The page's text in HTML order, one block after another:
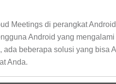
Meetings di perangkat
Android yang
beberapa solusi yang bisa
Anda.